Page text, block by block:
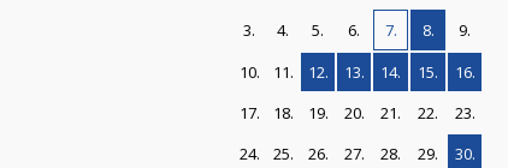
3.
4. 5. 6. 7. 8.
9.
10.
11. 12. 13. 14. 15.
16.
17.
18. 19. 20. 21. 22.
23.
24.
25. 26. 27. 28. 29.
30.